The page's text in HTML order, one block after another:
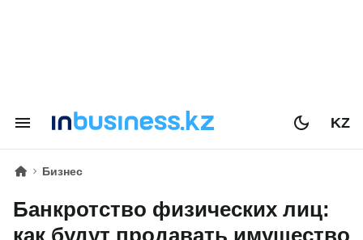
KZ
Бизнес
Банкротство физических лиц:
как будут продавать имущество